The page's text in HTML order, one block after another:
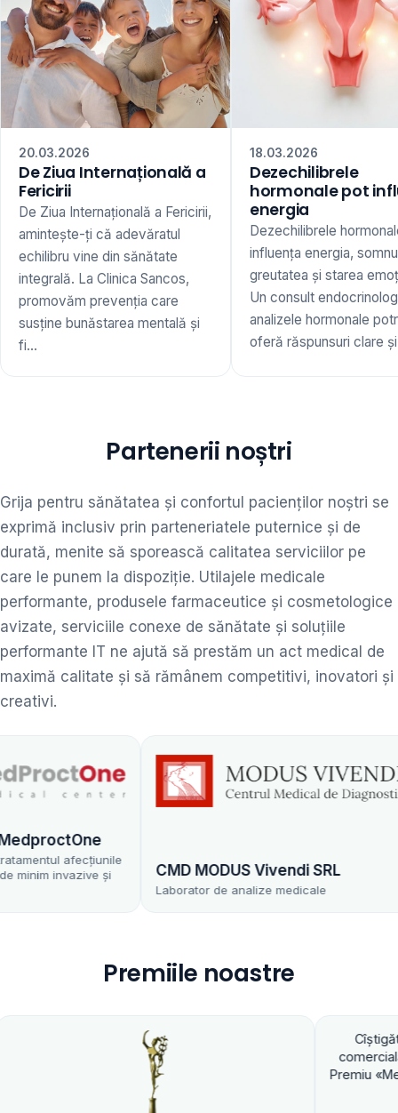
20.03.2026
De Ziua Internațională a
Fericirii
De Ziua Internațională a Fericirii,
amintește-ți că adevăratul
echilibru vine din sănătate
integrală. La Clinica Sancos,
promovăm prevenția care
susține bunăstarea mentală și
fi...
18.03.2026
Dezechilibrele
hormonale pot
energia
Dezechilibrele
influența energia,
greutatea și starea
Un consult
analizele hormonale
oferă răspunsuri clare
Partenerii noștri
Grija pentru sănătatea și confortul pacienților noștri se
exprimă inclusiv prin parteneriatele puternice și de
durată, menite să sporească calitatea serviciilor pe
care le punem la dispoziție. Utilajele medicale
performante, produsele farmaceutice și cosmetologice
avizate, serviciile conexe de sănătate și soluțiile
performante IT ne ajută să prestăm un act medical de
maximă calitate și să rămânem competitivi, inovatori și
creativi.
afecțiunile
invazive și
CMD MODUS Vivendi SRL
Laborator de analize medicale
Premiile noastre
Cîştigătorul
comercială a anului
Premiu «Mercurul de